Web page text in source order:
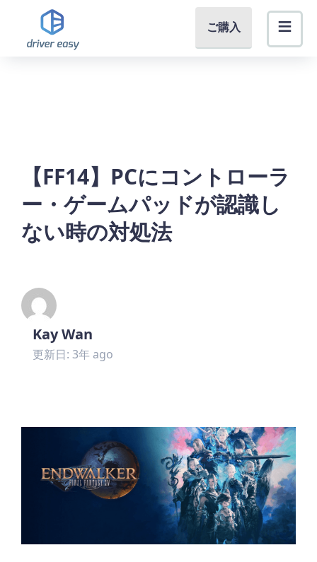
ご購入
【FF14】PCにコントローラ
ー・ゲームパッドが認識し
ない時の対処法
Kay Wan
更新日: 3年 ago